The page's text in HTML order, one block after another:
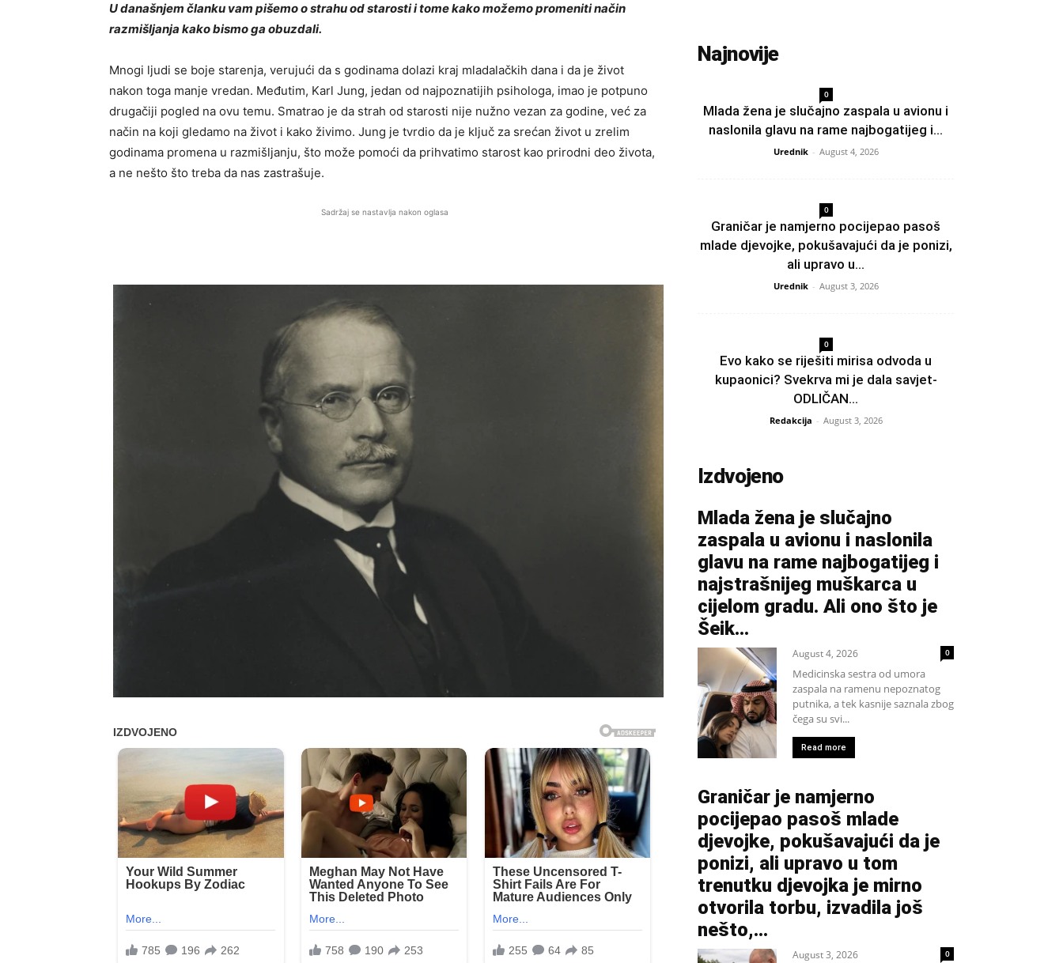
U današnjem članku vam pišemo o strahu od starosti i tome kako možemo promeniti način
razmišljanja kako bismo ga obuzdali.
Mnogi ljudi se boje starenja, verujući da s godinama dolazi kraj mladalačkih dana i da je život
nakon toga manje vredan. Međutim, Karl Jung, jedan od najpoznatijih psihologa, imao je potpuno
drugačiji pogled na ovu temu. Smatrao je da strah od starosti nije nužno vezan za godine, već za
način na koji gledamo na život i kako živimo. Jung je tvrdio da je ključ za srećan život u zrelim
godinama promena u razmišljanju, što može pomoći da prihvatimo starost kao prirodni deo života,
a ne nešto što treba da nas zastrašuje.
Sadržaj se nastavlja nakon oglasa
Najnovije
0
Mlada žena je slučajno zaspala u avionu i
naslonila glavu na rame najbogatijeg i...
Urednik - August 4, 2026
0
Graničar je namjerno pocijepao pasoš
mlade djevojke, pokušavajući da je ponizi,
ali upravo u...
Urednik - August 3, 2026
0
Evo kako se riješiti mirisa odvoda u
kupaonici? Svekrva mi je dala savjet-
ODLIČAN...
Redakcija - August 3, 2026
Izdvojeno
Mlada žena je slučajno
zaspala u avionu i naslonila
glavu na rame najbogatijeg i
najstrašnijeg muškarca u
cijelom gradu. Ali ono što je
Šeik...
August 4, 2026 0
Medicinska sestra od umora
zaspala na ramenu nepoznatog
putnika, a tek kasnije saznala zbog
čega su svi...
Read more
Graničar je namjerno
pocijepao pasoš mlade
djevojke, pokušavajući da je
ponizi, ali upravo u tom
trenutku djevojka je mirno
otvorila torbu, izvadila još
nešto,...
August 3, 2026 0